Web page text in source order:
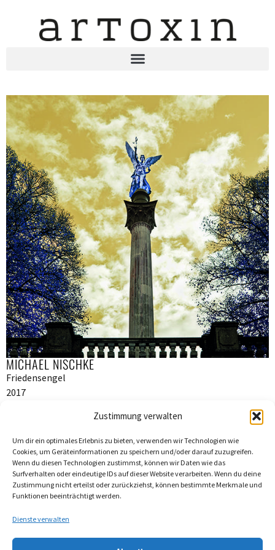
Zustimmung verwalten
Um dir ein optimales Erlebnis zu bieten, verwenden wir Technologien wie
Cookies, um Geräteinformationen zu speichern und/oder darauf zuzugreifen.
Wenn du diesen Technologien zustimmst, können wir Daten wie das
Surfverhalten oder eindeutige IDs auf dieser Website verarbeiten. Wenn du deine
Zustimmung nicht erteilst oder zurückziehst, können bestimmte Merkmale und
Funktionen beeinträchtigt werden.
Dienste verwalten
MICHAEL NISCHKE
Friedensengel
2017
Enquiry
Description
ART MUNICH 2025
Impressum